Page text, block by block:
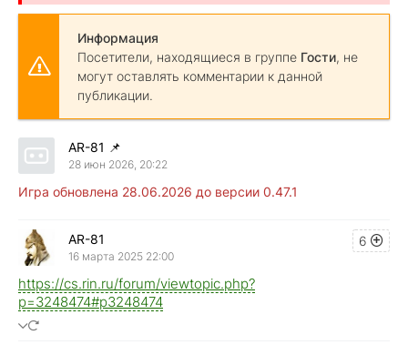
Информация
Посетители, находящиеся в группе Гости, не
могут оставлять комментарии к данной
публикации.
AR-81 📌
28 июн 2026, 20:22
Игра обновлена 28.06.2026 до версии 0.47.1
6
AR-81
16 марта 2025 22:00
https://cs.rin.ru/forum/viewtopic.php?
p=3248474#p3248474